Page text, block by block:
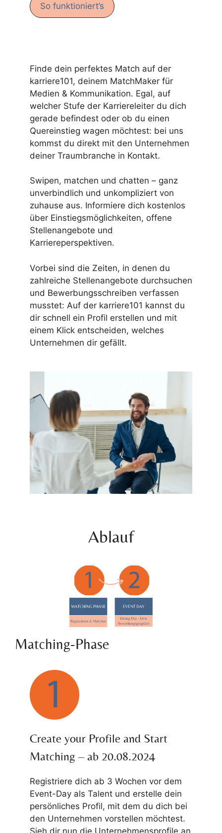
So funktioniert’s
Finde dein perfektes Match auf der
karriere101, deinem MatchMaker für
Medien & Kommunikation. Egal, auf
welcher Stufe der Karriereleiter du dich
gerade befindest oder ob du einen
Quereinstieg wagen möchtest: bei uns
kommst du direkt mit den Unternehmen
deiner Traumbranche in Kontakt.
Swipen, matchen und chatten – ganz
unverbindlich und unkompliziert von
zuhause aus. Informiere dich kostenlos
über Einstiegsmöglichkeiten, offene
Stellenangebote und
Karriereperspektiven.
Vorbei sind die Zeiten, in denen du
zahlreiche Stellenangebote durchsuchen
und Bewerbungsschreiben verfassen
musstet: Auf der karriere101 kannst du
dir schnell ein Profil erstellen und mit
einem Klick entscheiden, welches
Unternehmen dir gefällt.
Ablauf
Matching-Phase
Create your Profile and Start
Matching – ab 20.08.2024
Registriere dich ab 3 Wochen vor dem
Event-Day als Talent und erstelle dein
persönliches Profil, mit dem du dich bei
den Unternehmen vorstellen möchtest.